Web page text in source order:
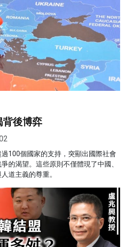
背後博弈
100個國家的支持，突顯出國際社會
的渴望。這些原則不僅體現了中國、
道主義的尊重。